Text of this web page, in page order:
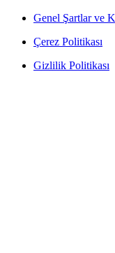
Genel Şartlar ve
Çerez Politikası
Gizlilik Politikası